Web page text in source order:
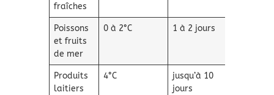
fraîches
Poissons
et fruits
de mer
0 à 2°C 1 à 2 jours
Produits
laitiers
4°C
jusqu’à 10
jours